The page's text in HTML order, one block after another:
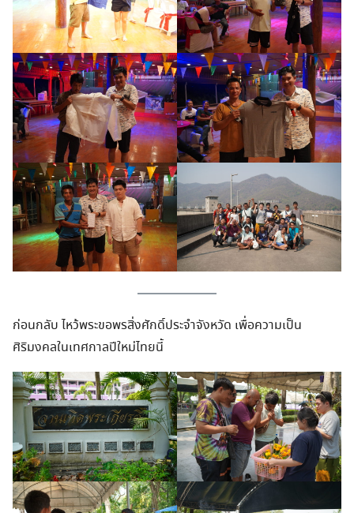
Search
for:
Search
ก่อนกลับ ไหว้พระขอพรสิ่งศักดิ์ประจำจังหวัด เพื่อความเป็น
ศิริมงคลในเทศกาลปีใหม่ไทยนี้